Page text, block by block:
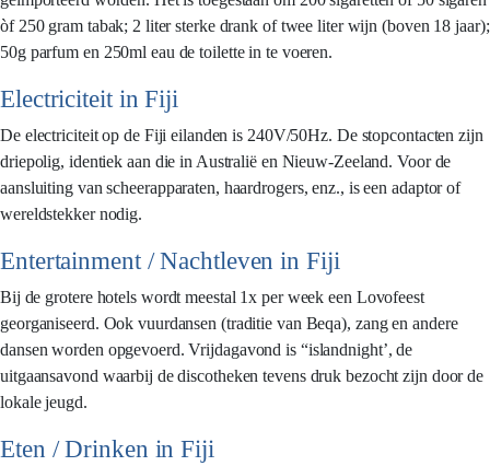
òf 250 gram tabak; 2 liter sterke drank of twee liter wijn (boven 18 jaar);
50g parfum en 250ml eau de toilette in te voeren.
Electriciteit in Fiji
De electriciteit op de Fiji eilanden is 240V/50Hz. De stopcontacten zijn
driepolig, identiek aan die in Australië en Nieuw-Zeeland. Voor de
aansluiting van scheerapparaten, haardrogers, enz., is een adaptor of
wereldstekker nodig.
Entertainment / Nachtleven in Fiji
Bij de grotere hotels wordt meestal 1x per week een Lovofeest
georganiseerd. Ook vuurdansen (traditie van Beqa), zang en andere
dansen worden opgevoerd. Vrijdagavond is “islandnight’, de
uitgaansavond waarbij de discotheken tevens druk bezocht zijn door de
lokale jeugd.
Eten / Drinken in Fiji